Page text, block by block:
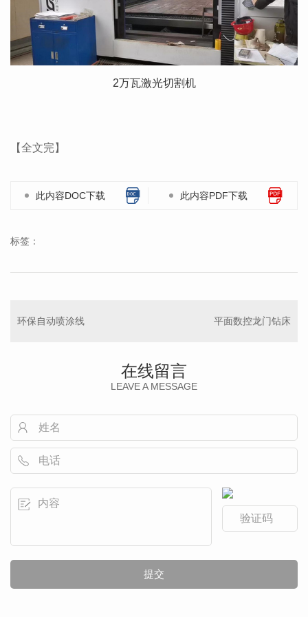
2万瓦激光切割机
【全文完】
此内容DOC下载 此内容PDF下载
标签：
环保自动喷涂线 平面数控龙门钻床
在线留言
LEAVE A MESSAGE